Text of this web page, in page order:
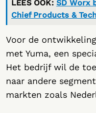
LEES OOK: SD Worx
Chief Products &
Voor de
met Yuma, een
Het bedrijf wil de
naar andere
markten zoals